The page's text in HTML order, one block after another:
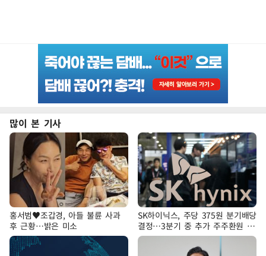
많이 본 기사
홍서범♥조갑경, 아들 불륜 사과
후 근황…밝은 미소
SK하이닉스, 주당 375원 분기배당
결정…3분기 중 추가 주주환원 발
표